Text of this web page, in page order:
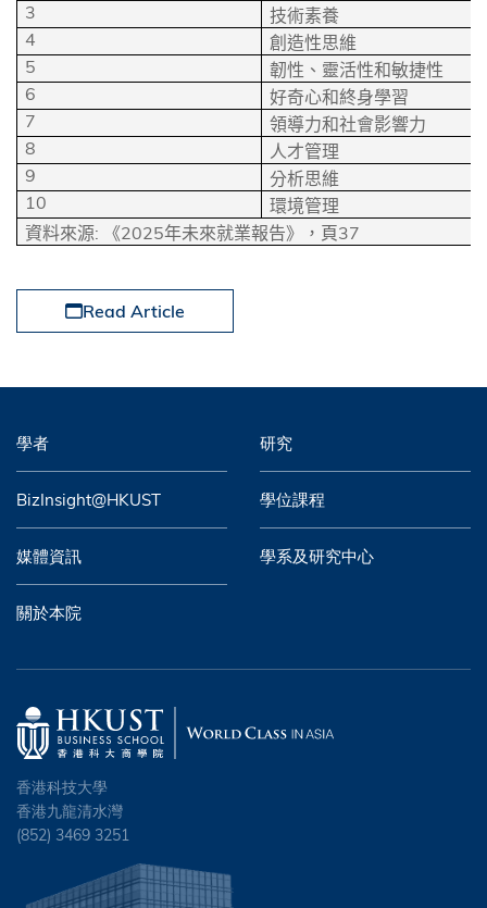
3 技術素養
4 創造性思維
5 韌性、靈活性和敏捷性
6 好奇心和終身學習
7 領導力和社會影響力
8 人才管理
9 分析思維
10
環境管理
資料來源: 《2025年未來就業報告》，頁37
Read Article
學者 研究
BizInsight@HKUST 學位課程
媒體資訊 學系及研究中心
關於本院
香港科技大學
香港九龍清水灣
(852) 3469 3251